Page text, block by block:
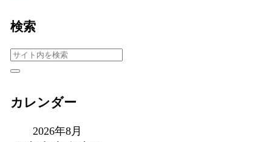
検索
カレンダー
2026年8月